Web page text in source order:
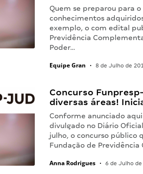
Quem se preparou para
conhecimentos
exemplo, o com edital
Previdência
Poder…
Equipe Gran • 8 de Julho de
Concurso
diversas áreas!
Conforme anunciado aqui
divulgado no Diário
julho, o concurso público
Fundação de
Anna Rodrigues • 6 de Julho